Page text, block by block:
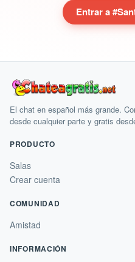
Entrar a
El chat en español más grande.
desde cualquier parte y gratis
PRODUCTO
Salas
Crear cuenta
COMUNIDAD
Amistad
INFORMACIÓN